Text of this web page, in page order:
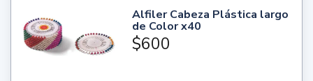
Alfiler Cabeza Plástica largo
de Color x40
$600